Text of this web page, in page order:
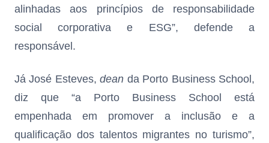
alinhadas aos princípios de responsabilidade
social corporativa e ESG”, defende a
responsável.
Já José Esteves,dean da Porto Business School,
diz que “a Porto Business School está
empenhada em promover a inclusão e a
qualificação dos talentos migrantes no turismo”,